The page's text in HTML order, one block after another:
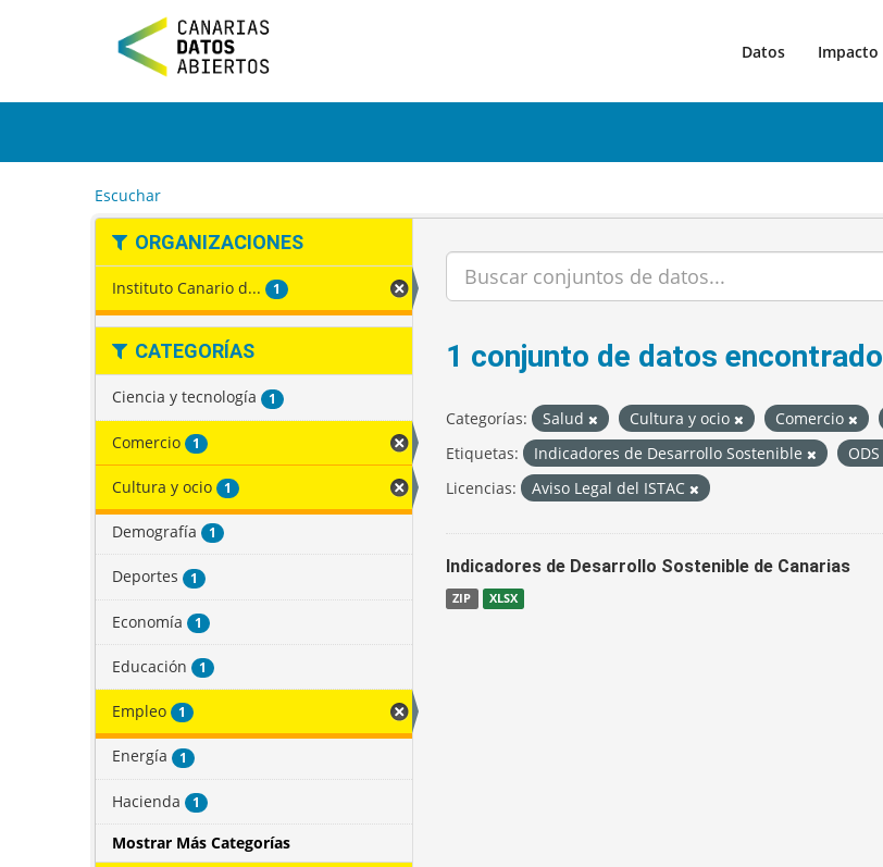
t
Datos Impacto
Escuchar
ORGANIZACIONES
Instituto Canario d... 1
CATEGORÍAS
Ciencia y tecnología 1
Comercio 1
Cultura y ocio 1
Demografía 1
Deportes 1
Economía 1
Educación 1
Empleo 1
Energía 1
Hacienda 1
Mostrar Más Categorías
1 conjunto de datos encontrado
Categorías: Salud Cultura y ocio Comercio
Etiquetas:
Indicadores de Desarrollo Sostenible ODS
Licencias:
Aviso Legal del ISTAC
Indicadores de Desarrollo Sostenible de Canarias
ZIP XLSX